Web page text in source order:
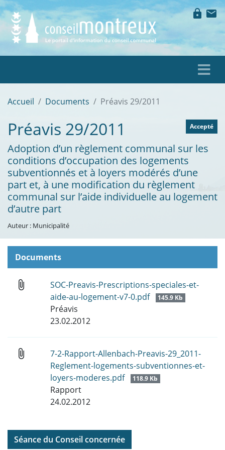
lock mail
Accueil Documents Préavis 29/2011
Accepté
Préavis 29/2011
Adoption d’un règlement communal sur les
conditions d’occupation des logements
subventionnés et à loyers modérés d’une
part et, à une modification du règlement
communal sur l’aide individuelle au logement
d’autre part
Auteur : Municipalité
Documents
attach_file
SOC-Preavis-Prescriptions-speciales-et-
aide-au-logement-v7-0.pdf
145.9 Kb
Préavis
23.02.2012
attach_file
7-2-Rapport-Allenbach-Preavis-29_2011-
Reglement-logements-subventionnes-et-
loyers-moderes.pdf
118.9 Kb
Rapport
24.02.2012
Séance du Conseil concernée